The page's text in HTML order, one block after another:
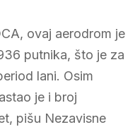
ovaj aerodrom je
putnika, što je za
lani. Osim
je i broj
pišu Nezavisne